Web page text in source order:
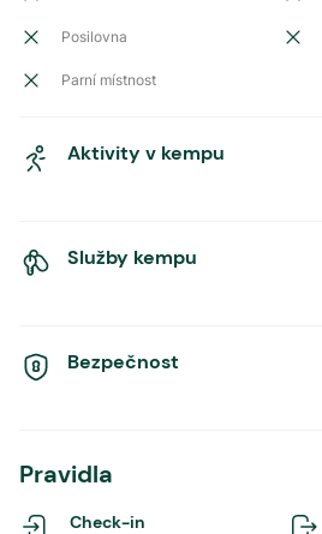
Posilovna
Parní místnost
Aktivity v kempu
Služby kempu
Bezpečnost
Pravidla
Check-in